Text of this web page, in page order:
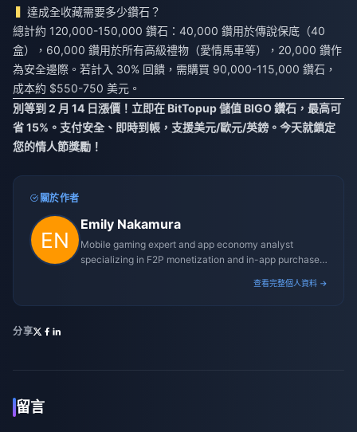
達成全收藏需要多少鑽石？
總計約 120,000-150,000 鑽石：40,000 鑽用於傳說保底（40
盒），60,000 鑽用於所有高級禮物（愛情馬車等），20,000 鑽作
為安全邊際。若計入 30% 回饋，需購買 90,000-115,000 鑽石，
成本約 $550-750 美元。
別等到 2 月 14 日漲價！立即在 BitTopup 儲值 BIGO 鑽石，最高可
省 15%。支付安全、即時到帳，支援美元/歐元/英鎊。今天就鎖定
您的情人節獎勵！
關於作者
Emily Nakamura
Mobile gaming expert and app economy analyst
specializing in F2P monetization and in-app purchase
查看完整個人資料 →
分享
留言